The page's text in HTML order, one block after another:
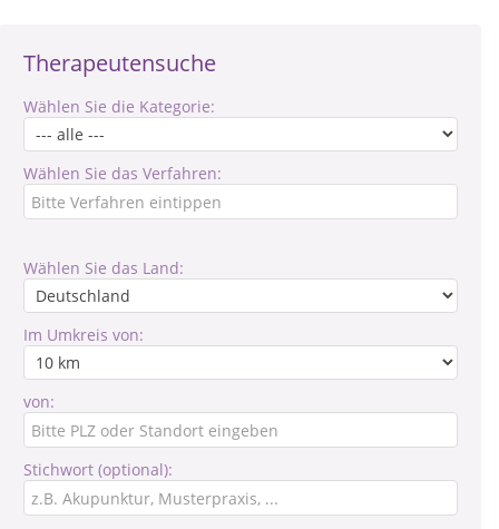
Therapeutensuche
Wählen Sie die Kategorie:
Wählen Sie das Verfahren:
Wählen Sie das Land:
Im Umkreis von:
von:
Stichwort (optional):